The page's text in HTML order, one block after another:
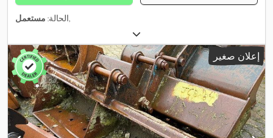
الحالة: مستعمل ,
إعلان صغير